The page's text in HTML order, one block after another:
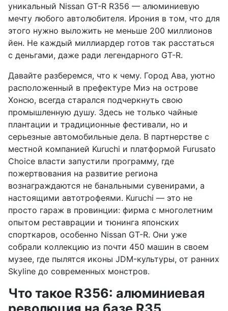
уникальный Nissan GT-R R356 — алюминиевую
мечту любого автолюбителя. Ирония в том, что для
этого нужно выложить не меньше 200 миллионов
йен. Не каждый миллиардер готов так расстаться
с деньгами, даже ради легендарного GT-R.
Давайте разберемся, что к чему. Город Ава, уютно
расположенный в префектуре Миэ на острове
Хонсю, всегда старался подчеркнуть свою
промышленную душу. Здесь не только чайные
плантации и традиционные фестивали, но и
серьезные автомобильные дела. В партнерстве с
местной компанией Kuruchi и платформой Furusato
Choice власти запустили программу, где
пожертвования на развитие региона
вознаграждаются не банальными сувенирами, а
настоящими автотрофеями. Kuruchi — это не
просто гараж в провинции: фирма с многолетним
опытом реставрации и тюнинга японских
спорткаров, особенно Nissan GT-R. Они уже
собрали коллекцию из почти 450 машин в своем
музее, где пылятся иконы JDM-культуры, от ранних
Skyline до современных монстров.
Что такое R356: алюминиевая